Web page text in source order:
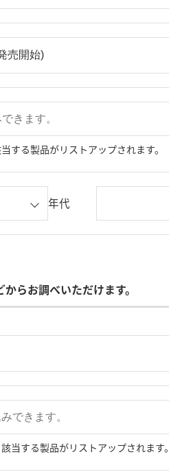
する製品がリストアップされます。
年代
らお調べいただけます。
当する製品がリストアップされます。